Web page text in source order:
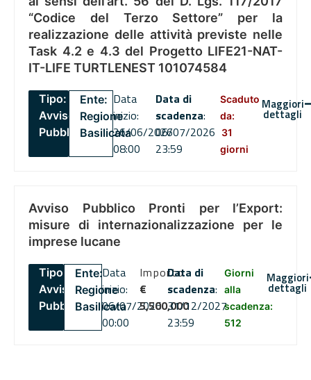
“Codice del Terzo Settore” per la
realizzazione delle attività previste nelle
Task 4.2 e 4.3 del Progetto LIFE21-NAT-
IT-LIFE TURTLENEST 101074584
Tipo:
Avviso
Pubblico
Ente:
Regione
Basilicata
Data
inizio:
26/06/2026
08:00
Data di
scadenza:
06/07/2026
23:59
Scaduto
da:
31
giorni
Maggiori
dettagli
Avviso Pubblico Pronti per l’Export:
misure di internazionalizzazione per le
imprese lucane
Tipo:
Avviso
Pubblico
Ente:
Regione
Basilicata
Data
inizio:
06/07/2026
00:00
Importo
€
5,500,000
Data di
scadenza:
31/12/2027
23:59
Giorni
alla
scadenza:
512
Maggiori
dettagli